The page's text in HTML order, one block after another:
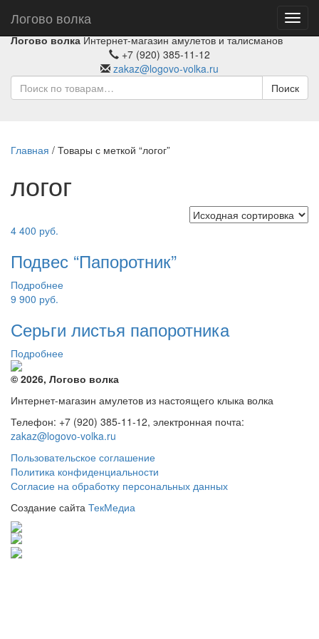
Логово волка
Логово волка Интернет-магазин амулетов и талисманов
+7 (920) 385-11-12
zakaz@logovo-volka.ru
Поиск
Главная / Товары с меткой “логог”
логог
4 400 руб.
Подвес “Папоротник”
Подробнее
9 900 руб.
Серьги листья папоротника
Подробнее
© 2026, Логово волка
Интернет-магазин амулетов из настоящего клыка волка
Телефон: +7 (920) 385-11-12, электронная почта:
zakaz@logovo-volka.ru
Пользовательское соглашение
Политика конфиденциальности
Согласие на обработку персональных данных
Создание сайта ТекМедиа